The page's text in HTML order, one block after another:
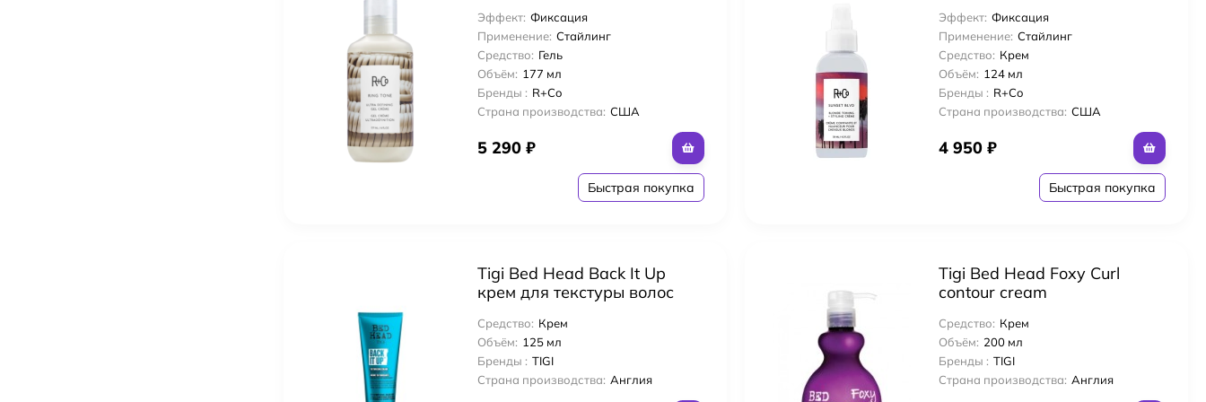
Ультрадефинирующий
Эффект: Фиксация
Применение: Стайлинг
Средство: Гель
Объём: 177 мл
Бренды : R+Co
Страна производства: США
5 290 ₽
Быстрая покупка
Крем для укладки светлых
волос
Эффект: Фиксация
Применение: Стайлинг
Средство: Крем
Объём: 124 мл
Бренды : R+Co
Страна производства: США
4 950 ₽
Быстрая покупка
Tigi Bed Head Back It Up
крем для текстуры волос
Средство: Крем
Объём: 125 мл
Бренды : TIGI
Страна производства: Англия
Tigi Bed Head Foxy Сurl
contour cream
вьющихся волос 200 мл
Средство: Крем
Объём: 200 мл
Бренды : TIGI
Страна производства: Англия
Christina Fitzgerald Профессиональное средство 200 мл Ultra Remove Gel Nails Polish для снятия гелевого покрытия Remover
Christina Fitzgerald Топ Ultra Non Wipe Top без дисперсионного слоя для гелевого покрытия 15 мл
Christina Fitzgerald Праймер Ultra Primer для подготовки к покрытию гелем 15 мл
R+Co Conditioner «Дивный сад» Supergarden CBD 177 мл Успокаивающий Кондиционер
R+Co Super Garden Успокаивающий уход «Дивный сад» 89 мл Soothing Scalp+Hair Treatment
R+Co Super CBD Scalp Soothing Concentrate Концентрат-Уход 12 шт х 25 мл «Дивный сад» для кожи головы